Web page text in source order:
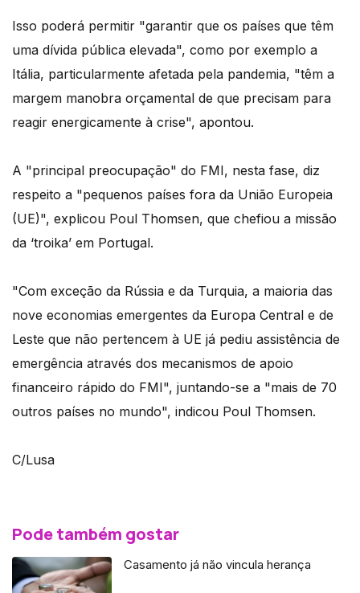
Isso poderá permitir "garantir que os países que têm
uma dívida pública elevada", como por exemplo a
Itália, particularmente afetada pela pandemia, "têm a
margem manobra orçamental de que precisam para
reagir energicamente à crise", apontou.
A "principal preocupação" do FMI, nesta fase, diz
respeito a "pequenos países fora da União Europeia
(UE)", explicou Poul Thomsen, que chefiou a missão
da ‘troika’ em Portugal.
"Com exceção da Rússia e da Turquia, a maioria das
nove economias emergentes da Europa Central e de
Leste que não pertencem à UE já pediu assistência de
emergência através dos mecanismos de apoio
financeiro rápido do FMI", juntando-se a "mais de 70
outros países no mundo", indicou Poul Thomsen.
C/Lusa
Pode também gostar
Casamento já não vincula herança